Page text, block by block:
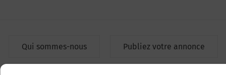
Qui sommes-nous Publiez votre annonce